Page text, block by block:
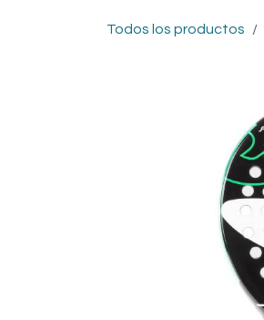
Todos los productos